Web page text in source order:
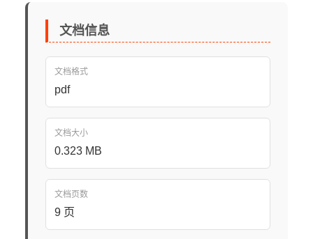
文档信息
文档格式
pdf
文档大小
0.323 MB
文档页数
9 页